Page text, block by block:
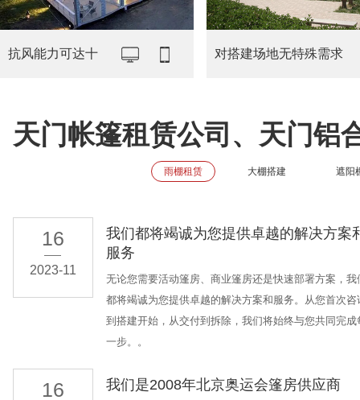
抗风能力可达十 对搭建场地无特殊需求
天门帐篷租赁公司、天门铝
雨棚租赁 大棚搭建 遮阳
16
2023-11
我们都将竭诚为您提供卓越的解决方案
服务
无论您需要活动篷房、商业篷房还是快速部署方案，我
都将竭诚为您提供卓越的解决方案和服务。从您首次咨
到搭建开始，从交付到拆除，我们将始终与您共同完成
一步。。
16 我们是2008年北京奥运会篷房供应商